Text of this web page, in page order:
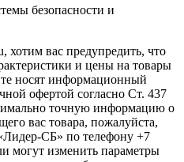
безопасности и
хотим вас предупредить, что
и цены на товары
носят информационный
офертой согласно Ст. 437
точную информацию о
вас товара, пожалуйста,
СБ» по телефону +7
могут изменить параметры